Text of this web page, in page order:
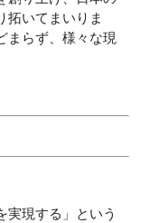
拓いてまいりま
まらず、様々な現
実現する」という